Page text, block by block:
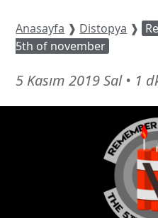
Anasayfa ❱ Distopya ❱
5th of november
5 Kasım 2019 Sal 29
24
• 1